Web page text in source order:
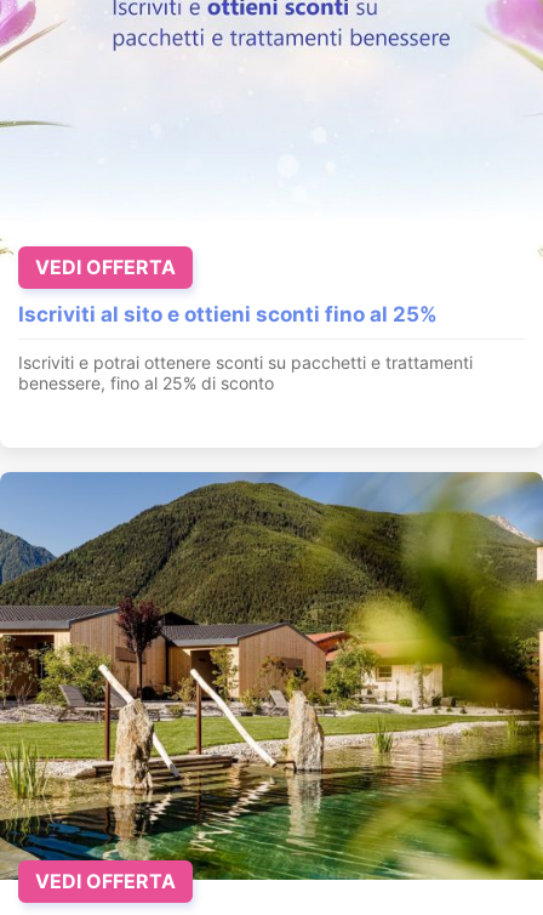
Iscriviti al sito e ottieni sconti fino al 25%
Iscriviti e potrai ottenere sconti su pacchetti e trattamenti
benessere, fino al 25% di sconto
VEDI OFFERTA
VEDI OFFERTA